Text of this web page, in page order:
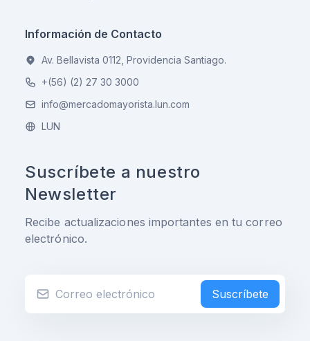
Información de Contacto
Av. Bellavista 0112, Providencia Santiago.
+(56) (2) 27 30 3000
info@mercadomayorista.lun.com
LUN
Suscríbete a nuestro
Newsletter
Recibe actualizaciones importantes en tu correo
electrónico.
Suscríbete